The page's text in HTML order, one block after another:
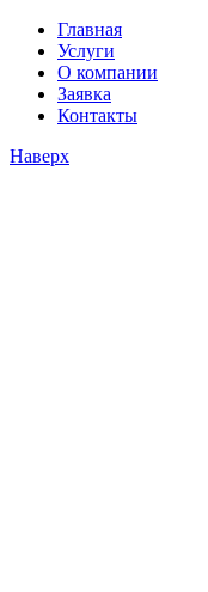
Главная
Услуги
О компании
Заявка
Контакты
Наверх